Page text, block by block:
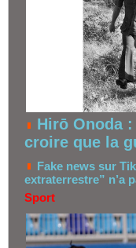
Hirō Onoda
croire que la
Fake news sur
extraterrestre” n’a
Sport